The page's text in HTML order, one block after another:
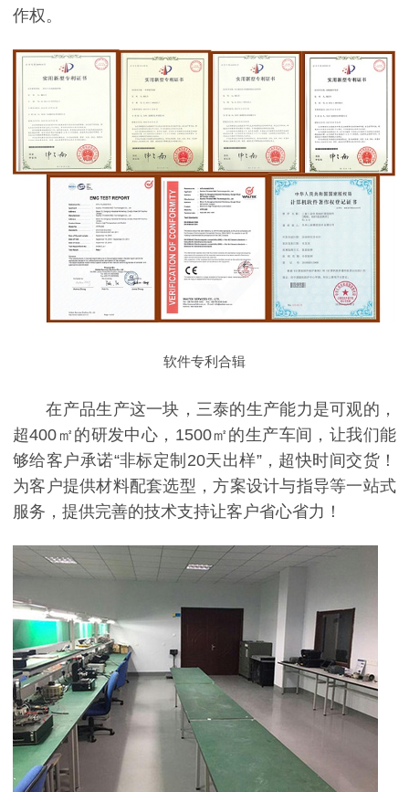
作权。
软件专利合辑
在产品生产这一块，三泰的生产能力是可观的，
超400㎡的研发中心，1500㎡的生产车间，让我们能
够给客户承诺“非标定制20天出样”，超快时间交货！
为客户提供材料配套选型，方案设计与指导等一站式
服务，提供完善的技术支持让客户省心省力！